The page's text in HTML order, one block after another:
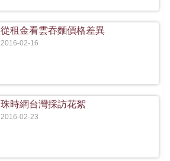
從租金看雲吞麵價格差異
2016-02-16
珠時網台灣採訪花絮
2016-02-23